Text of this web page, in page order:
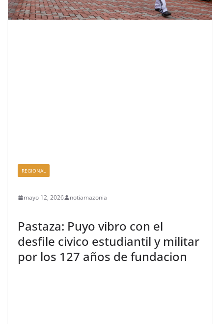
REGIONAL
mayo 12, 2026 notiamazonia
Pastaza: Puyo vibro con el
desfile civico estudiantil y militar
por los 127 años de fundacion